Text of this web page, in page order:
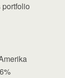
portfolio